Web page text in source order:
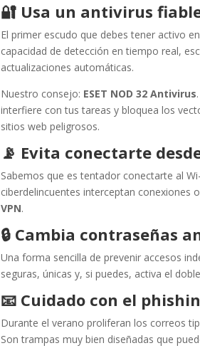
🔐 Usa un antivirus
El primer escudo que debes tener activo
capacidad de detección en tiempo real,
actualizaciones automáticas.
Nuestro consejo: ESET NOD 32 Antivirus
interfiere con tus tareas y bloquea los
sitios web peligrosos.
📡 Evita conectarte
Sabemos que es tentador conectarte al
ciberdelincuentes interceptan conexiones
VPN.
🔒 Cambia contraseñas
Una forma sencilla de prevenir accesos
seguras, únicas y, si puedes, activa el
📧 Cuidado con el
Durante el verano proliferan los correos
Son trampas muy bien diseñadas que